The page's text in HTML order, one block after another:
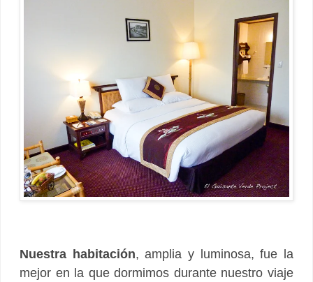
Nuestra habitación, amplia y luminosa, fue la
mejor en la que dormimos durante nuestro viaje